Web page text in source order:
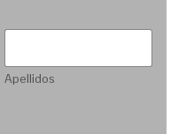
Apellidos